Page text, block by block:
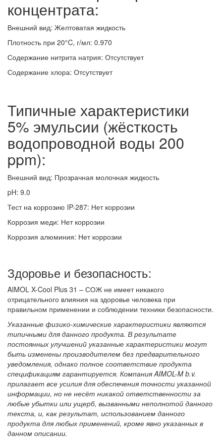
концентрата:
Внешний вид: Желтоватая жидкость
Плотность при 20°C, г/мл: 0.970
Содержание нитрита натрия: Отсутствует
Содержание хлора: Отсутствует
Типичные характеристики
5% эмульсии (жёсткость
водопроводной воды 200
ppm):
Внешний вид: Прозрачная молочная жидкость
pH: 9.0
Тест на коррозию IP-287: Нет коррозии
Коррозия меди: Нет коррозии
Коррозия алюминия: Нет коррозии
Здоровье и безопасность:
AIMOL X-Cool Plus 31 – СОЖ не имеет никакого
отрицательного влияния на здоровье человека при
правильном применении и соблюдении техники безопасности.
Указанные физико-химические характеристики являются
типичными для данного продукта. В результате
постоянных улучшений указанные характеристики могут
быть изменены производителем без предварительного
уведомления, однако полное соответствие продукта
спецификациям гарантируется. Компания AIMOL-M b.v.
прилагает все усилия для обеспечения точности указанной
информации, но не несёт никакой ответственности за
любые убытки или ущерб, вызванными неполнотой данного
текста, и, как результат, использованием данного
продукта для любых применений, кроме явно указанных в
данном описании.